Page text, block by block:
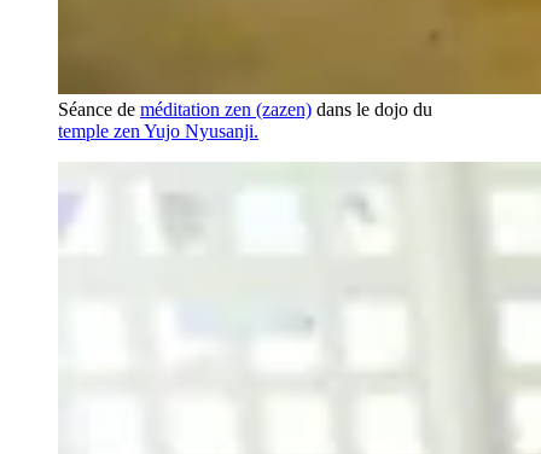
Séance de méditation zen (zazen) dans le dojo du
temple zen Yujo Nyusanji.